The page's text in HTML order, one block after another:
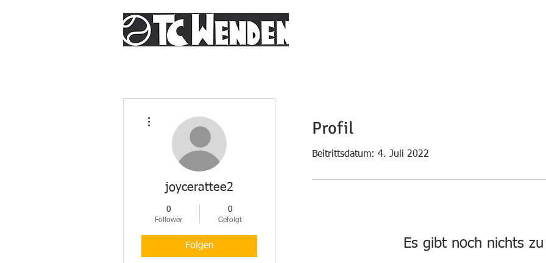
Profil
Beitrittsdatum: 4. Juli 2022
Es gibt noch nichts
joycerattee2
0
Follower
0
Gefolgt
Folgen